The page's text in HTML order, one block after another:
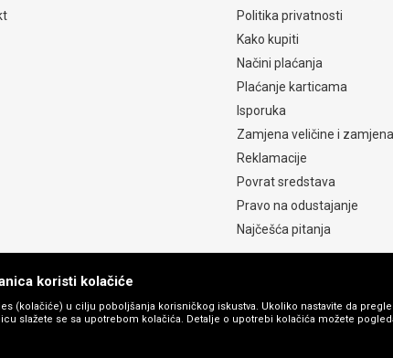
Politika privatnosti
Kako kupiti
Načini plaćanja
Plaćanje karticama
Isporuka
Zamjena veličine i
Reklamacije
Povrat sredstava
Pravo na odustajanje
Najčešća pitanja
koristi kolačiće
(kolačiće) u cilju poboljšanja korisničkog iskustva. Ukoliko nastavite da
slažete se sa upotrebom kolačića. Detalje o upotrebi kolačića možete